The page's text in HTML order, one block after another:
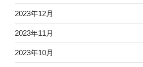
2023年12月
2023年11月
2023年10月